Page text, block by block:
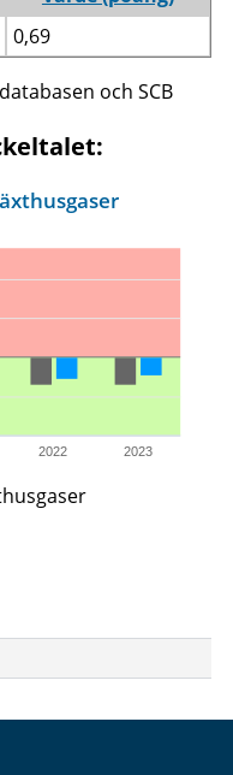
0,69
och SCB
2022 2023